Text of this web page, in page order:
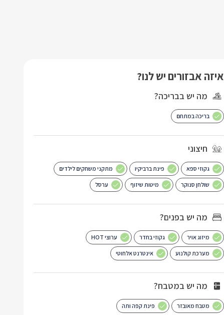
איזה אבזורים יש לנו?
מה יש בבריכה?
בריכה במתחם
חיצוני
גקוזי ספא פינת ברביקיו מתקני משחקים לילדים
שולחן סנוקר מיטות שיזוף ערסל
מה יש בפנים?
מיזוג אויר גקוזי בחדר ערוצי HOT
מערכת קולנוע אינטרנט אלחוטי
מה יש במטבח?
מטבח מאובזר פינת קפה ותה